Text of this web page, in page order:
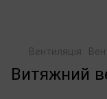
Вентиляція
Витяжний